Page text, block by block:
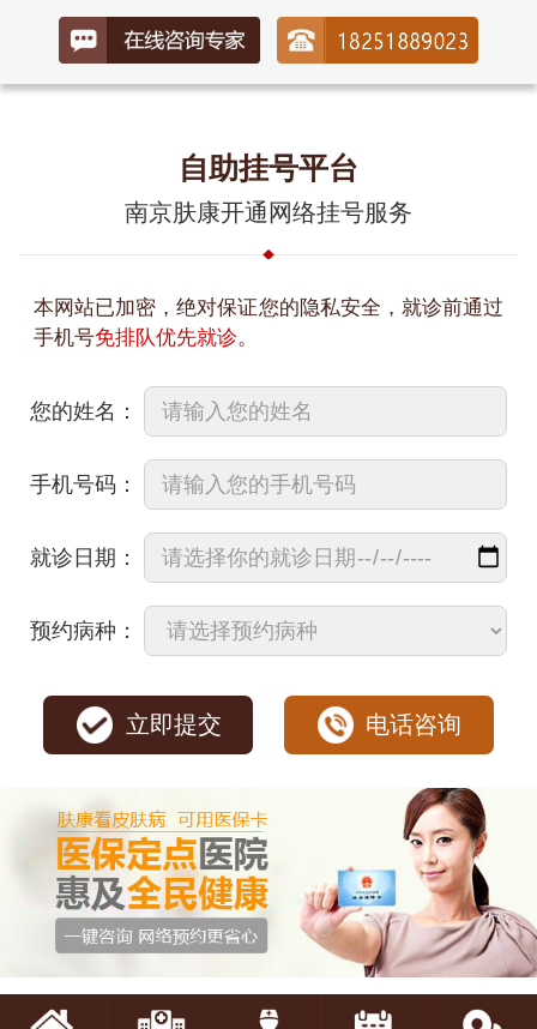
自助挂号平台
南京肤康开通网络挂号服务
本网站已加密，绝对保证您的隐私安全，就诊前通过
手机号免排队优先就诊。
您的姓名：
手机号码：
就诊日期：
预约病种：
立即提交 电话咨询